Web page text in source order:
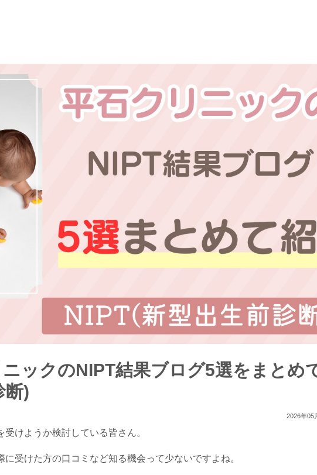
ックのNIPT結果ブログ5選をまとめ
断)
2026年05
けようか検討している皆さん。
受けた方の口コミなど知る機会って少ないですよね。